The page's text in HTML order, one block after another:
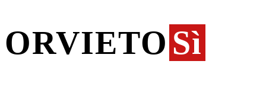
ORVIETO Sì